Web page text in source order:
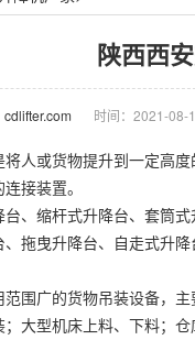
陕西西
cdlifter.com 时间：2021-08-
人或货物提升到一定高
接装置。
、缩杆式升降台、套筒式
拖曳升降台、自走式升
围广的货物吊装设备，
大型机床上料、下料；